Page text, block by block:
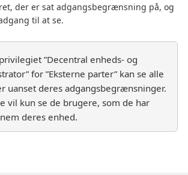
der er sat adgangsbegrænsning på, og
til at se.
”Decentral enheds- og
for ”Eksterne parter” kan se alle
uanset deres adgangsbegrænsninger.
vil kun se de brugere, som de har
deres enhed.